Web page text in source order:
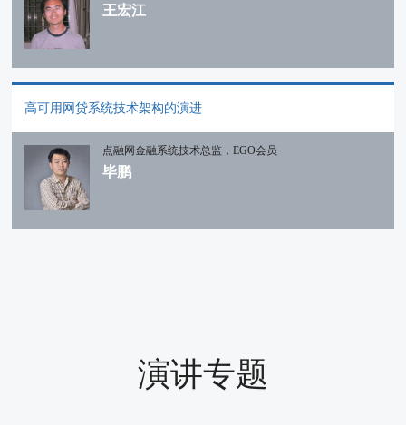
王宏江
高可用网贷系统技术架构的演进
点融网金融系统技术总监，EGO会员
毕鹏
演讲专题